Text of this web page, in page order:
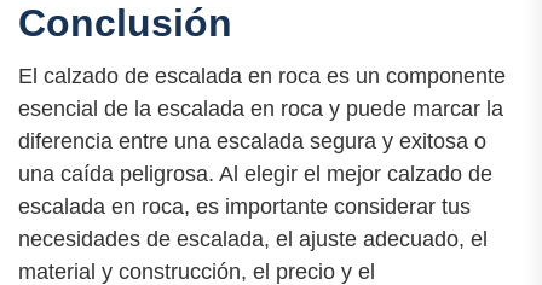
Conclusión
El calzado de escalada en roca es un componente
esencial de la escalada en roca y puede marcar la
diferencia entre una escalada segura y exitosa o
una caída peligrosa. Al elegir el mejor calzado de
escalada en roca, es importante considerar tus
necesidades de escalada, el ajuste adecuado, el
material y construcción, el precio y el